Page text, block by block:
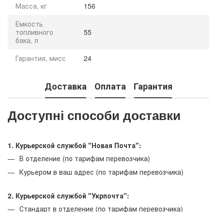
Масса, кг
156
Емкость
топливного
бака, л
55
Гарантия, мисс 24
Доставка Оплата Гарантия
Доступні способи доставки
1. Курьерской службой "Новая Почта":
В отделение (по тарифам перевозчика)
Курьером в ваш адрес (по тарифам перевозчика)
2. Курьерской службой "Укрпочта":
Стандарт в отделение (по тарифам перевозчика)